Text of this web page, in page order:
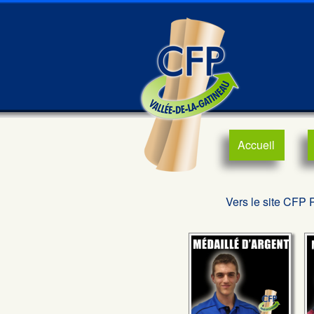
Accueil
Vers le site CFP